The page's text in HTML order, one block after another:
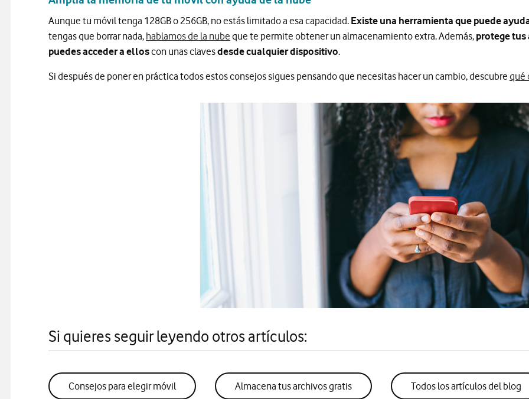
Aunque tu móvil tenga 128GB o 256GB, no estás limitado a esa capacidad. Existe una herramienta que puede
tengas que borrar nada, hablamos de la nube que te permite obtener un almacenamiento extra. Además, protege tus
puedes acceder a elloscon unas clavesdesde cualquier dispositivo.
Si después de poner en práctica todos estos consejos sigues pensando que necesitas hacer un cambio, descubre qué
Si quieres seguir leyendo otros artículos:
Consejos para elegir móvil Almacena tus archivos gratis Todos los artículos del blog